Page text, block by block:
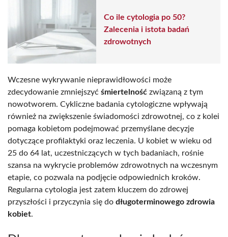
Co ile cytologia po 50?
Zalecenia i istota badań
zdrowotnych
Wczesne wykrywanie nieprawidłowości może
zdecydowanie zmniejszyć śmiertelność związaną z tym
nowotworem. Cykliczne badania cytologiczne wpływają
również na zwiększenie świadomości zdrowotnej, co z kolei
pomaga kobietom podejmować przemyślane decyzje
dotyczące profilaktyki oraz leczenia. U kobiet w wieku od
25 do 64 lat, uczestniczących w tych badaniach, rośnie
szansa na wykrycie problemów zdrowotnych na wczesnym
etapie, co pozwala na podjęcie odpowiednich kroków.
Regularna cytologia jest zatem kluczem do zdrowej
przyszłości i przyczynia się do długoterminowego zdrowia
kobiet.